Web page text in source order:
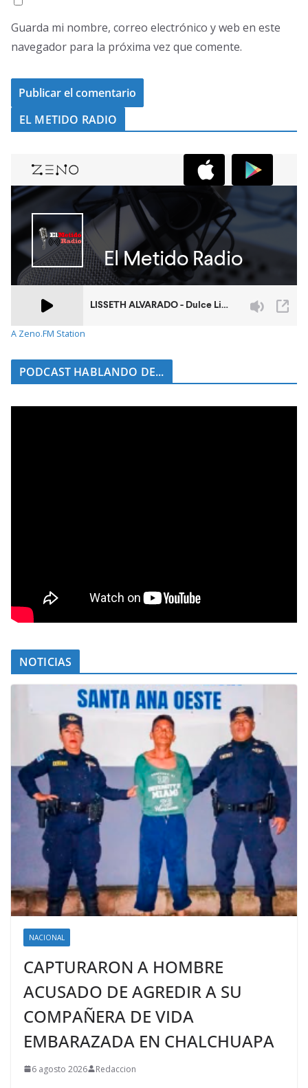
Guarda mi nombre, correo electrónico y web en este
navegador para la próxima vez que comente.
EL METIDO RADIO
A Zeno.FM Station
PODCAST HABLANDO DE...
NOTICIAS
NACIONAL
CAPTURARON A HOMBRE
ACUSADO DE AGREDIR A SU
COMPAÑERA DE VIDA
EMBARAZADA EN CHALCHUAPA
6 agosto 2026 Redaccion